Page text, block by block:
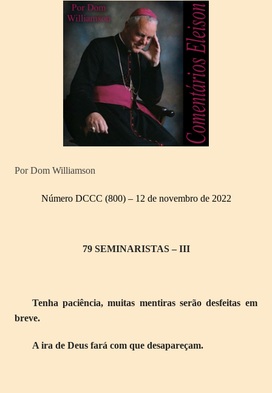
Por Dom Williamson
Número DCCC (800) – 12 de novembro de 2022
79 SEMINARISTAS – III
Tenha paciência, muitas mentiras serão desfeitas em
breve.
A ira de Deus fará com que desapareçam.